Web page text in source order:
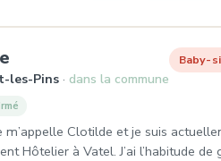
, Baby-sitter à
les-Pins dans la commune
Baby-
m’appelle Clotilde et je suis
Hôtelier à Vatel. J’ai l’habitude